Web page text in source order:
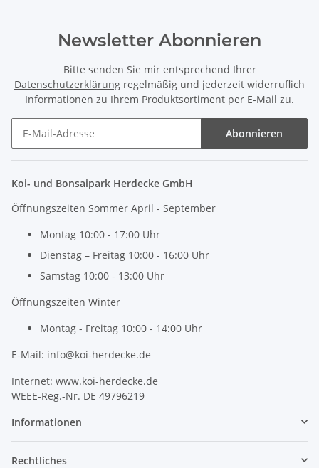
Newsletter Abonnieren
Bitte senden Sie mir entsprechend Ihrer
Datenschutzerklärung regelmäßig und jederzeit widerruflich
Informationen zu Ihrem Produktsortiment per E-Mail zu.
Abonnieren
Koi- und Bonsaipark Herdecke GmbH
Öffnungszeiten Sommer April - September
Montag 10:00 - 17:00 Uhr
Dienstag – Freitag 10:00 - 16:00 Uhr
Samstag 10:00 - 13:00 Uhr
Öffnungszeiten Winter
Montag - Freitag 10:00 - 14:00 Uhr
E-Mail: info@koi-herdecke.de
Internet: www.koi-herdecke.de
WEEE-Reg.-Nr. DE 49796219
Informationen
Rechtliches